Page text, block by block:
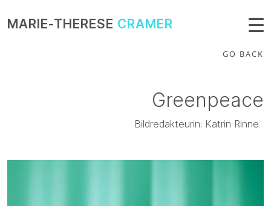
MARIE-THERESE CRAMER
GO BACK
Greenpeace
Bildredakteurin: Katrin Rinne